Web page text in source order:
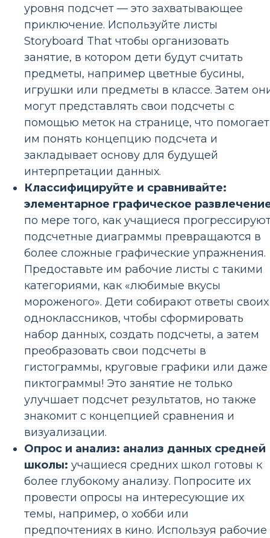
уровня подсчет — это захватывающее
приключение. Используйте листы
Storyboard That чтобы организовать
занятие, в котором дети будут считать
предметы, например цветные бусины,
игрушки или предметы в классе. Затем
могут представлять свои подсчеты с
помощью меток на странице, что помогает
им понять концепцию подсчета и
закладывает основу для будущей
интерпретации данных.
Классифицируйте и сравнивайте:
элементарное графическое
по мере того, как учащиеся
подсчетные диаграммы превращаются в
более сложные графические упражнения.
Предоставьте им рабочие листы с такими
категориями, как «любимые вкусы
мороженого». Дети собирают ответы своих
одноклассников, чтобы сформировать
набор данных, создать подсчеты, а затем
преобразовать свои подсчеты в
гистограммы, круговые графики или даже
пиктограммы! Это занятие не только
улучшает подсчет результатов, но также
знакомит с концепцией сравнения и
визуализации.
Опрос и анализ: анализ данных средней
школы: учащиеся средних школ готовы к
более глубокому анализу. Попросите их
провести опросы на интересующие их
темы, например, о хобби или
предпочтениях в кино. Используя рабочие